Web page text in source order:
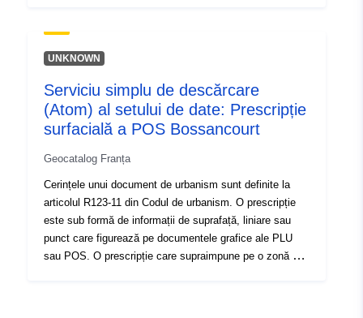
UNKNOWN
Serviciu simplu de descărcare
(Atom) al setului de date: Prescripție
surfacială a POS Bossancourt
Geocatalog Franța
Cerințele unui document de urbanism sunt definite la
articolul R123-11 din Codul de urbanism. O prescripție
este sub formă de informații de suprafață, liniare sau
punct care figurează pe documentele grafice ale PLU
sau POS. O prescripție care supraimpune pe o zonă a